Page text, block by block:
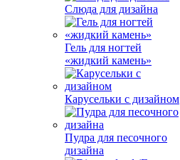
Слюда для дизайна
Гель для ногтей
«жидкий камень»
Карусельки с дизайном
Пудра для песочного
дизайна